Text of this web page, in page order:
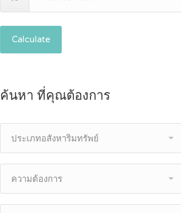
Calculate
ค้นหา ที่คุณต้องการ
ประเภทอสังหาริมทรัพย์
ความต้องการ